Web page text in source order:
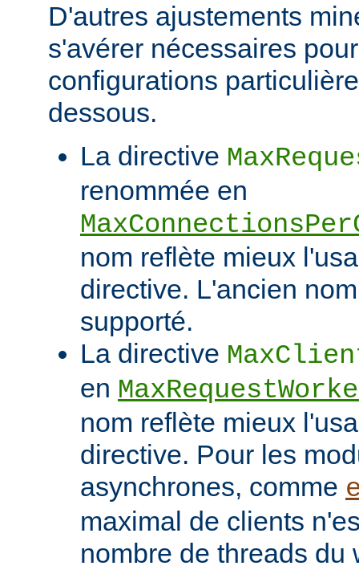
D'autres ajustements
s'avérer nécessaires
configurations
dessous.
La directive
renommée en
nom reflète mieux
directive. L'ancien
supporté.
La directive
en
nom reflète mieux
directive. Pour les
asynchrones, comme
maximal de clients
nombre de threads du